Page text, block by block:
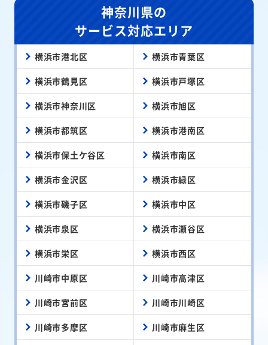
神奈川県の
サービス対応エリア
横浜市港北区 横浜市青葉区
横浜市鶴見区 横浜市戸塚区
横浜市神奈川区 横浜市旭区
横浜市都筑区 横浜市港南区
横浜市保土ケ谷区 横浜市南区
横浜市金沢区 横浜市緑区
横浜市磯子区 横浜市中区
横浜市泉区 横浜市瀬谷区
横浜市栄区 横浜市西区
川崎市中原区 川崎市高津区
川崎市宮前区 川崎市川崎区
川崎市多摩区 川崎市麻生区